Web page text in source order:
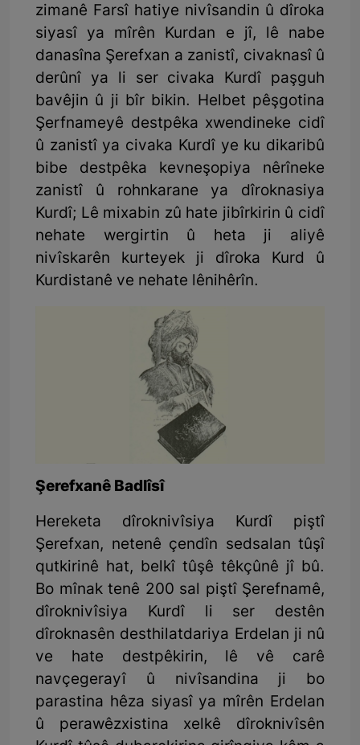
zimanê Farsî hatiye nivîsandin û dîroka
siyasî ya mîrên Kurdan e jî, lê nabe
danasîna Şerefxan a zanistî, civaknasî û
derûnî ya li ser civaka Kurdî paşguh
bavêjin û ji bîr bikin. Helbet pêşgotina
Şerfnameyê destpêka xwendineke cidî
û zanistî ya civaka Kurdî ye ku dikaribû
bibe destpêka kevneşopiya nêrîneke
zanistî û rohnkarane ya dîroknasiya
Kurdî; Lê mixabin zû hate jibîrkirin û cidî
nehate wergirtin û heta ji aliyê
nivîskarên kurteyek ji dîroka Kurd û
Kurdistanê ve nehate lênihêrîn.
Şerefxanê Badlîsî
Hereketa dîroknivîsiya Kurdî piştî
Şerefxan, netenê çendîn sedsalan tûşî
qutkirinê hat, belkî tûşê têkçûnê jî bû.
Bo mînak tenê 200 sal piştî Şerefnamê,
dîroknivîsiya Kurdî li ser destên
dîroknasên desthilatdariya Erdelan ji nû
ve hate destpêkirin, lê vê carê
navçegerayî û nivîsandina ji bo
parastina hêza siyasî ya mîrên Erdelan
û perawêzxistina xelkê dîroknivîsên